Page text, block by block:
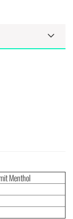
Menthol